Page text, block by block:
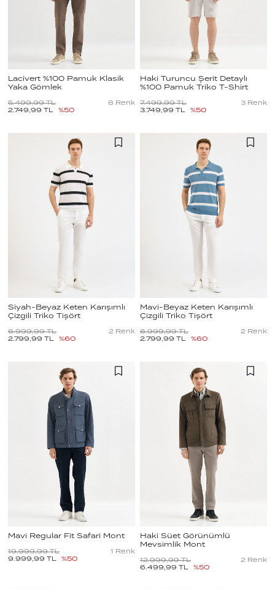
Lacivert %100 Pamuk Klasik
Yaka Gömlek
5.499,99 TL
2.749,99 TL %50
8 Renk
Haki Turuncu Şerit Detaylı
%100 Pamuk Triko T-Shirt
7.499,99 TL
3.749,99 TL %50
3 Renk
Siyah-Beyaz Keten Karışımlı
Çizgili Triko Tişört
6.999,99 TL
2.799,99 TL %60
2 Renk
Mavi-Beyaz Keten Karışımlı
Çizgili Triko Tişört
6.999,99 TL
2.799,99 TL %60
2 Renk
Mavi Regular Fit Safari Mont
19.999,99 TL
9.999,99 TL %50
1 Renk
Haki Süet Görünümlü
Mevsimlik Mont
12.999,99 TL
6.499,99 TL %50
2 Renk